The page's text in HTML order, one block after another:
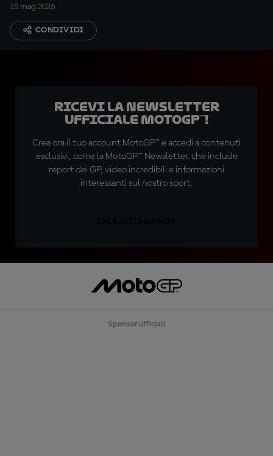
15 mag 2026
CONDIVIDI
Ricevi la newsletter
ufficiale MotoGP™!
Crea ora il tuo account MotoGP™ e accedi a contenuti
esclusivi, come la MotoGP™ Newsletter, che include
report dei GP, video incredibili e informazioni
interessanti sul nostro sport.
Sponsor ufficiali